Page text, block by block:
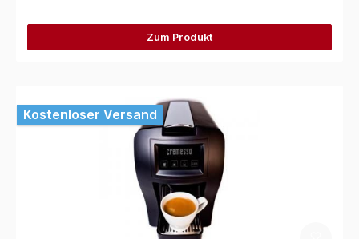
Zum Produkt
Kostenloser Versand